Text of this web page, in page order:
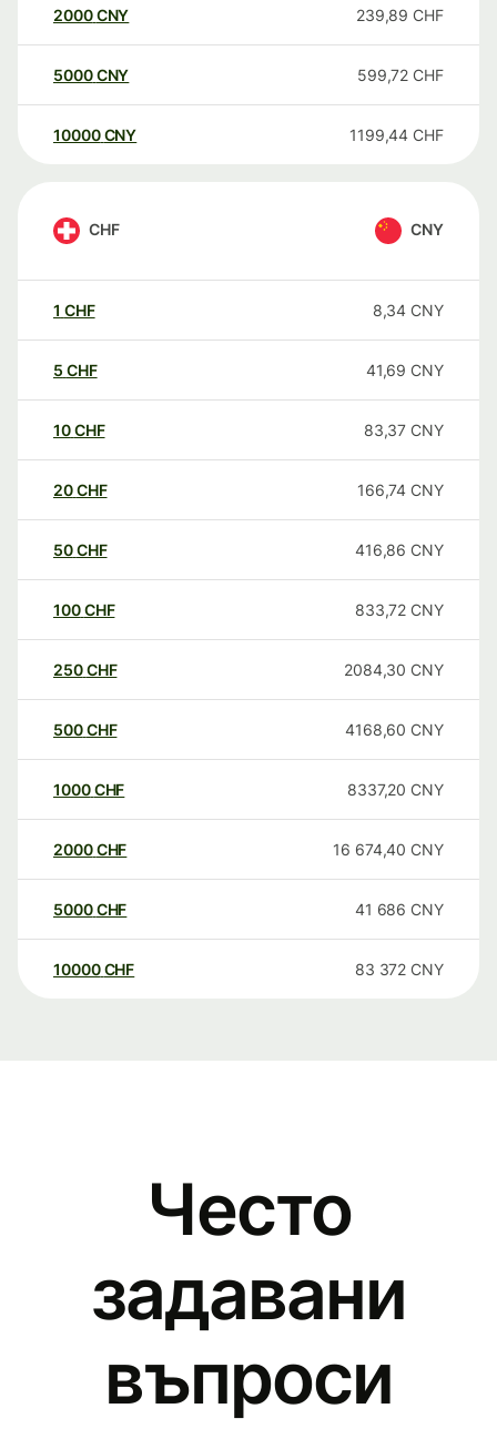
2000CNY 239,89 CHF
5000CNY 599,72 CHF
10000 CNY 1199,44 CHF
CHF CNY
1 CHF 8,34 CNY
5 CHF 41,69 CNY
10CHF 83,37 CNY
20CHF 166,74 CNY
50CHF 416,86 CNY
100CHF 833,72 CNY
250CHF 2084,30 CNY
500CHF 4168,60 CNY
1000CHF 8337,20 CNY
2000CHF 16 674,40 CNY
5000CHF 41 686 CNY
10000 CHF 83 372 CNY
Често
задавани
въпроси